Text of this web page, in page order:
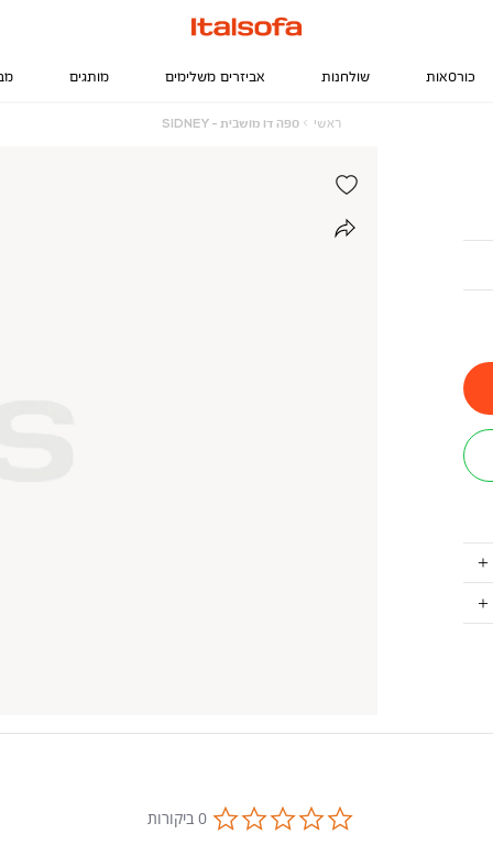
כורסאות שולחנות אביזרים משלימים מותגים
ראשי ראשי
ספה דו מושבית - SIDNEY
ספה
0.0
star
0 ביקורות